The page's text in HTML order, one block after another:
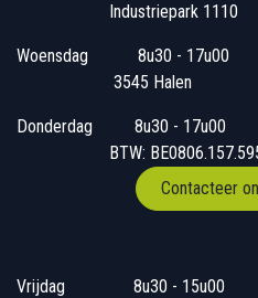
Industriepark 1110
Woensdag
3545 Halen
Donderdag
BTW:
Contacteer
Vrijdag